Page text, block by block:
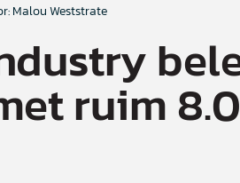
Malou Weststrate
ruim